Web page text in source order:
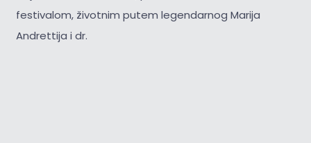
festivalom, životnim putem legendarnog Marija
Andrettija i dr.